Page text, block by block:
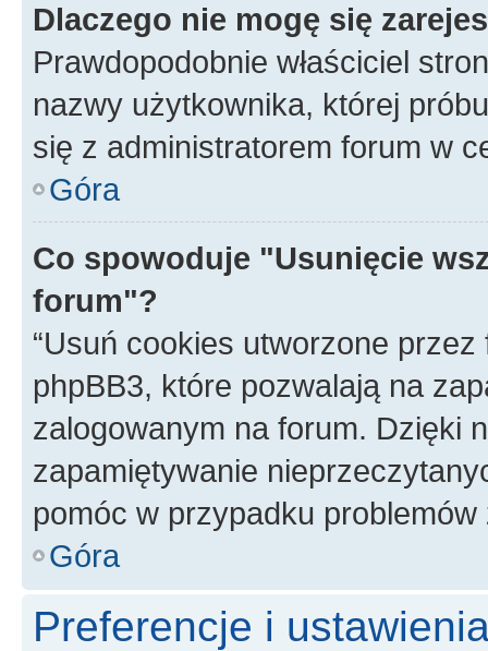
Dlaczego nie mogę się
Prawdopodobnie właściciel
nazwy użytkownika, której
się z administratorem forum w
Góra
Co spowoduje "Usunięcie
forum"?
“Usuń cookies utworzone
phpBB3, które pozwalają na
zalogowanym na forum. Dzięki
zapamiętywanie
pomóc w przypadku
Góra
Preferencje i